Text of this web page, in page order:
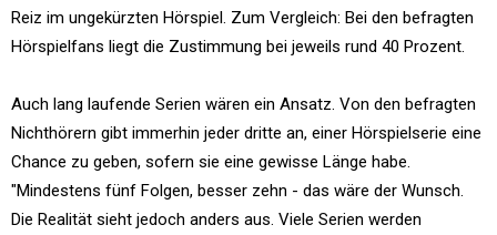
Reiz im ungekürzten Hörspiel. Zum Vergleich: Bei den befragten
Hörspielfans liegt die Zustimmung bei jeweils rund 40 Prozent.
Auch lang laufende Serien wären ein Ansatz. Von den befragten
Nichthörern gibt immerhin jeder dritte an, einer Hörspielserie eine
Chance zu geben, sofern sie eine gewisse Länge habe.
"Mindestens fünf Folgen, besser zehn - das wäre der Wunsch.
Die Realität sieht jedoch anders aus. Viele Serien werden